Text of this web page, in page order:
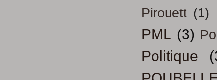
Pirouett (1)
PML (3)
Politique